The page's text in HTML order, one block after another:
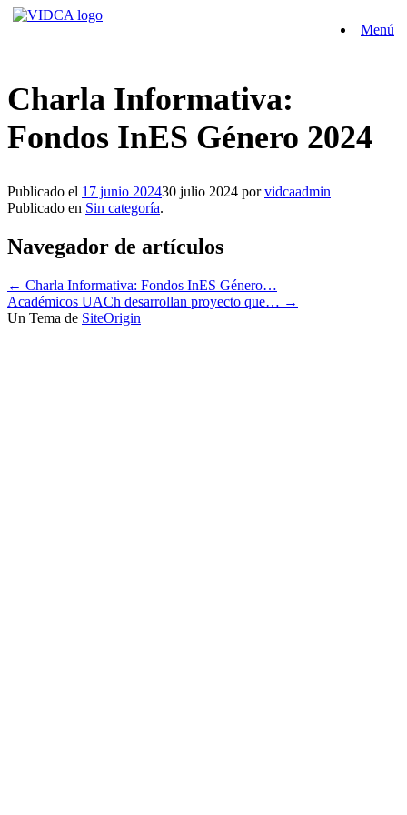
Saltar
Menú
Charla Informativa:
Fondos InES Género 2024
Publicado el 17 junio 202430 julio 2024 porvidcaadmin
Publicado en Sin categoría.
Navegador de artículos
← Charla Informativa: Fondos InES Género…
Académicos UACh desarrollan proyecto que… →
Un Tema de SiteOrigin